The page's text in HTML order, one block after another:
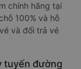
chính hãng tại
100% và hỗ
và đổi trả vé
tuyến đường